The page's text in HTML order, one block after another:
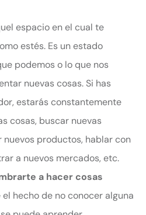
espacio en el cual te
estés. Es un estado
podemos o lo que nos
nuevas cosas. Si has
estarás constantemente
cosas, buscar nuevas
nuevos productos, hablar con
a nuevos mercados, etc.
a hacer cosas
hecho de no conocer alguna